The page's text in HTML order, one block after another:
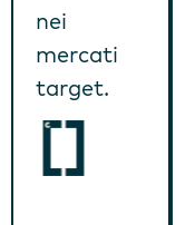
nei
mercati
target.